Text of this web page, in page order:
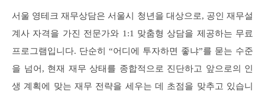
서울 영테크 재무상담은 서울시 청년을 대상으로, 공인 재무설
계사 자격을 가진 전문가와 1:1 맞춤형 상담을 제공하는 무료
프로그램입니다. 단순히 “어디에 투자하면 좋냐”를 묻는 수준
을 넘어, 현재 재무 상태를 종합적으로 진단하고 앞으로의 인
생 계획에 맞는 재무 전략을 세우는 데 초점을 맞추고 있습니